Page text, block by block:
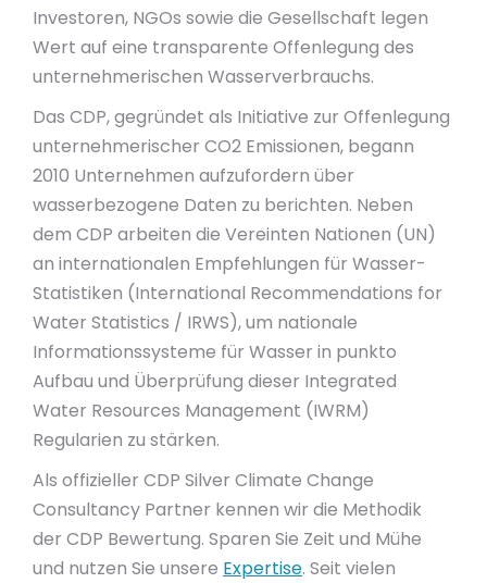
Investoren, NGOs sowie die Gesellschaft legen
Wert auf eine transparente Offenlegung des
unternehmerischen Wasserverbrauchs.
Das CDP, gegründet als Initiative zur Offenlegung
unternehmerischer CO2 Emissionen, begann
2010 Unternehmen aufzufordern über
wasserbezogene Daten zu berichten. Neben
dem CDP arbeiten die Vereinten Nationen (UN)
an internationalen Empfehlungen für Wasser-
Statistiken (International Recommendations for
Water Statistics / IRWS), um nationale
Informationssysteme für Wasser in punkto
Aufbau und Überprüfung dieser Integrated
Water Resources Management (IWRM)
Regularien zu stärken.
Als offizieller CDP Silver Climate Change
Consultancy Partner kennen wir die Methodik
der CDP Bewertung. Sparen Sie Zeit und Mühe
und nutzen Sie unsere Expertise. Seit vielen